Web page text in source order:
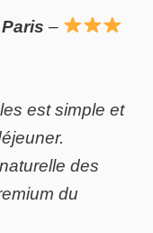
–
est simple et
des
du